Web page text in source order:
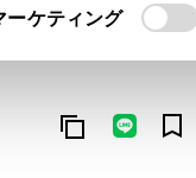
ーケティング